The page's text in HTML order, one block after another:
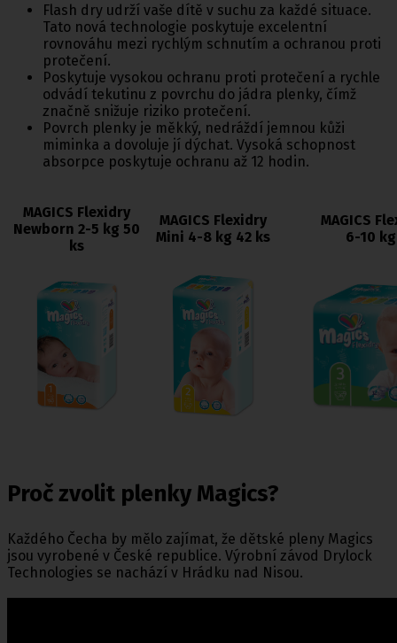
Flash dry udrží vaše dítě v suchu za každé situace.
Tato nová technologie poskytuje excelentní
rovnováhu mezi rychlým schnutím a ochranou proti
protečení.
Poskytuje vysokou ochranu proti protečení a rychle
odvádí tekutinu z povrchu do jádra plenky, čímž
značně snižuje riziko protečení.
Povrch plenky je měkký, nedráždí jemnou kůži
miminka a dovoluje jí dýchat. Vysoká schopnost
absorpce poskytuje ochranu až 12 hodin.
MAGICS Flexidry
Newborn 2-5 kg 50
ks
MAGICS Flexidry
Mini 4-8 kg 42 ks
MAGICS
6-10
Proč zvolit plenky Magics?
Každého Čecha by mělo zajímat, že dětské pleny Magics
jsou vyrobené v České republice. Výrobní závod Drylock
Technologies se nachází v Hrádku nad Nisou.